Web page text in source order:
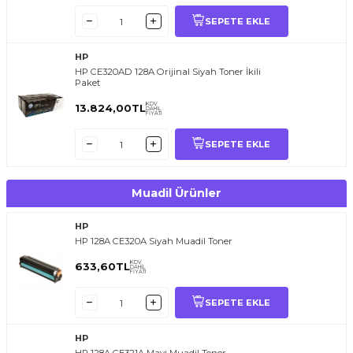
SEPETE EKLE
HP
HP CE320AD 128A Orijinal Siyah Toner İkili
Paket
13.824,00TLKDV
DAHİL
FİYATI
SEPETE EKLE
Muadil Ürünler
HP
HP 128A CE320A Siyah Muadil Toner
633,60TLKDV
DAHİL
FİYATI
SEPETE EKLE
HP